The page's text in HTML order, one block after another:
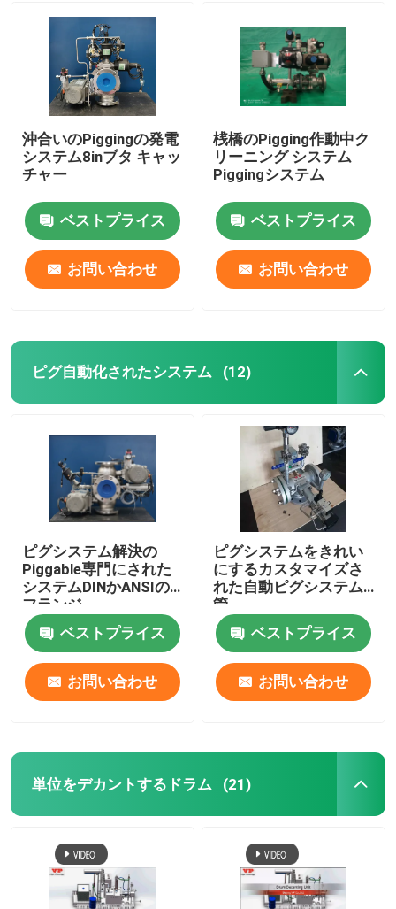
沖合いのPiggingの発電
システム8inブタ キャッ
チャー
ベストプライス
お問い合わせ
桟橋のPigging作動中ク
リーニング システム
Piggingシステム
ベストプライス
お問い合わせ
ピグ自動化されたシステム (12)
ピグシステム解決の
Piggable専門にされた
システムDINかANSIの
フランジ
ベストプライス
お問い合わせ
ピグシステムをきれい
にするカスタマイズさ
れた自動ピグシステム
管
ベストプライス
お問い合わせ
単位をデカントするドラム (21)